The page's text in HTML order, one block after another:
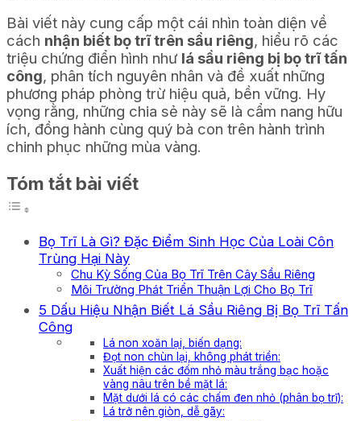
Bài viết này cung cấp một cái nhìn toàn diện về
cách nhận biết bọ trĩ trên sầu riêng, hiểu rõ các
triệu chứng điển hình như lá sầu riêng bị bọ trĩ tấn
công, phân tích nguyên nhân và đề xuất những
phương pháp phòng trừ hiệu quả, bền vững. Hy
vọng rằng, những chia sẻ này sẽ là cẩm nang hữu
ích, đồng hành cùng quý bà con trên hành trình
chinh phục những mùa vàng.
Tóm tắt bài viết
Bọ Trĩ Là Gì? Đặc Điểm Sinh Học Của Loài Côn
Trùng Hại Này
Chu Kỳ Sống Của Bọ Trĩ Trên Cây Sầu Riêng
Môi Trường Phát Triển Thuận Lợi Cho Bọ Trĩ
5 Dấu Hiệu Nhận Biết Lá Sầu Riêng Bị Bọ Trĩ Tấn
Công
Lá non xoăn lại, biến dạng:
Đọt non chùn lại, không phát triển:
Xuất hiện các đốm nhỏ màu trắng bạc hoặc
vàng nâu trên bề mặt lá:
Mặt dưới lá có các chấm đen nhỏ (phân bọ trĩ):
Lá trở nên giòn, dễ gãy: